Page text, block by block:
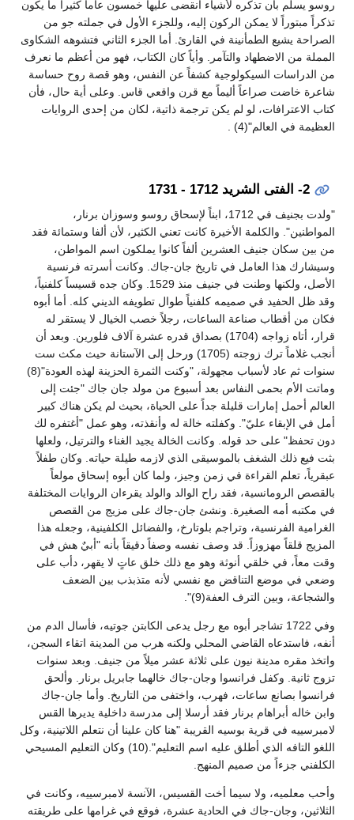
روسو يسلم بأن تذكره لأشياء انقضى عليها خمسون عاماً كثيراً ما يكون
تذكراً مبتوراً لا يمكن الركون إليه، وللجزء الأول في جملته جو من
الصراحة يشيع الطمأنينة في القارئ. أما الجزء الثاني فتشوهه الشكاوى
المملة من الاضطهاد والتآمر. وأياً كان الكتاب، فهو من أعظم ما نعرف
من الدراسات السيكولوجية كشفاً عن النفس، وهو قصة روح حساسة
شاعرة خاضت صراعاً أليماً مع قرن واقعي قاس. وعلى أية حال، فأن
كتاب الاعترافات، لو لم يكن ترجمة ذاتية، لكان من إحدى الروايات
العظيمة في العالم"(4) .
2- الفتى الشريد 1712 - 1731
"ولدت بجنيف في 1712، ابناً لإسحاق روسو وسوزان برنار،
المواطنين". والكلمة الأخيرة كانت تعني الكثير، لأن ألفا وستمائة فقد
من بين سكان جنيف العشرين ألفاً كانوا يملكون اسم المواطن،
وسيشارك هذا العامل في تاريخ جان-جاك. وكانت أسرته فرنسية
الأصل، ولكنها وطنت في جنيف منذ 1529. وكان جده قسيساً كلفنياً،
وقد ظل الحفيد في صميمه كلفنياً طوال تطويفه الديني كله. أما أبوه
فكان من أقطاب صناعة الساعات، رجلاً خصب الخيال لا يستقر له
قرار، أتاه زواجه (1704) بصداق قدره عشرة آلاف فلورين. وبعد أن
أنجب غلاماً ترك زوجته (1705) ورحل إلى الآستانة حيث مكث ست
سنوات ثم عاد لأسباب مجهولة، "وكنت الثمرة الحزينة لهذه العودة"(8)
وماتت الأم بحمى النفاس بعد أسبوع من مولد جان جاك "جئت إلى
العالم أحمل إمارات قليلة جداً على الحياة، بحيث لم يكن هناك كبير
أمل في الإبقاء عليّ". وكفلته خالة له وأنقذته، وهو عمل "أغتفره لك
دون تحفظ" على حد قوله. وكانت الخالة يجيد الغناء والترتيل، ولعلها
بثت فيع ذلك الشغف بالموسيقى الذي لازمه طيلة حياته. وكان طفلاً
عبقرياً، تعلم القراءة في زمن وجيز، ولما كان أبوه إسحاق مولعاً
بالقصص الرومانسية، فقد راح الوالد والولد يقرءان الروايات المختلفة
في مكتبه أمه الصغيرة. ونشئ جان-جاك على مزيج من القصص
الغرامية الفرنسية، وتراجم بلوتارخ، والفضائل الكلفينية، وجعله هذا
المزيج قلقاً مهزوزاً. قد وصف نفسه وصفاً دقيقاً بأنه "أبيٌ هش في
وقت معاً، في خلقي أنوثة وهو مع ذلك خلق عاتٍ لا يقهر، دأب على
وضعي في موضع التناقض مع نفسي لأنه متذبذب بين الضعف
والشجاعة، وبين الترف العفة(9)".
وفي 1722 تشاجر أبوه مع رجل يدعى الكابتن جوتيه، فأسال الدم من
أنفه، فاستدعاه القاضي المحلي ولكنه هرب من المدينة اتقاء السجن،
واتخذ مقره مدينة نيون على ثلاثة عشر ميلاً من جنيف. وبعد سنوات
تزوج ثانية. وكفل فرانسوا وجان-جاك خالهما جابريل برنار. وألحق
فرانسوا بصانع ساعات، فهرب، واختفى من التاريخ. وأما جان-جاك
وابن خاله أبراهام برنار فقد أرسلا إلى مدرسة داخلية يديرها القس
لامبرسييه في قرية بوسيه القريبة "هنا كان علينا أن نتعلم اللاتينية، وكل
اللغو التافه الذي أطلق عليه اسم التعليم".(10) وكان التعليم المسيحي
الكلفني جزءاً من صميم المنهج.
وأحب معلميه، ولا سيما أخت القسيس، الآنسة لامبرسييه، وكانت في
الثلاثين، وجان-جاك في الحادية عشرة، فوقع في غرامها على طريقته